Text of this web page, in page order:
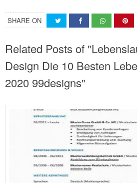
SHARE ON
Related Posts of
Design Die 10 Besten
2020 99designs"